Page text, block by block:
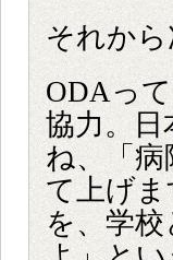
それか
ODAっ
協力。
ね、「
て上げ
を、学